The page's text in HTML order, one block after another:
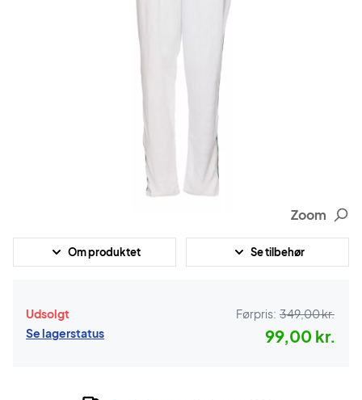
Zoom
Om produktet Se tilbehør
Udsolgt
Se lagerstatus
Førpris: 349,00 kr.
99,00 kr.